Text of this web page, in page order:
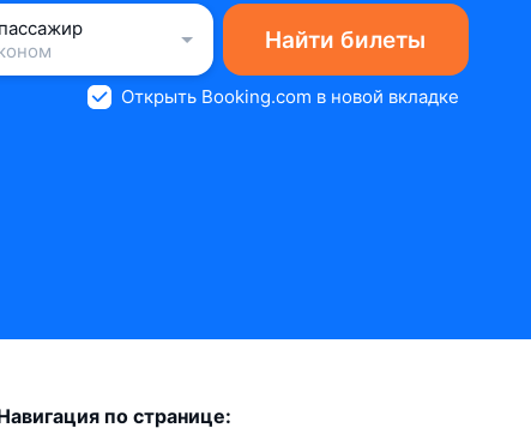
Найти билеты
Открыть Booking.com в новой вкладке
по странице: